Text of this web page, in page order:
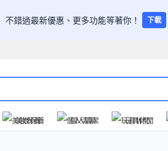
不錯過最新優惠、更多功能等著你！ 下載
美妝保養 個人清潔 玩具休閒